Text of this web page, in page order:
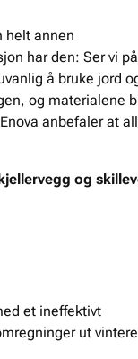
helt annen
har den: Ser vi på
å bruke jord
og materialene
anbefaler at
og
et ineffektivt
ut